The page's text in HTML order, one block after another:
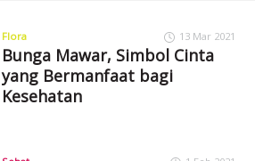
Flora 13 Mar 2021
Bunga Mawar, Simbol Cinta
yang Bermanfaat bagi
Kesehatan